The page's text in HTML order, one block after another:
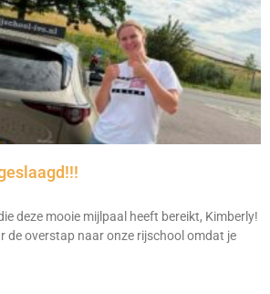
deze mooie mijlpaal heeft bereikt, Kimberly!
de overstap naar onze rijschool omdat je